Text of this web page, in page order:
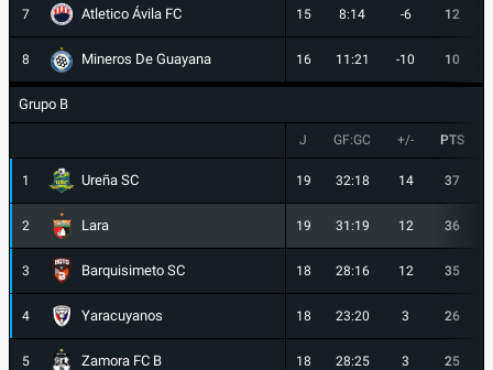
7 Atletico Ávila FC 15 8:14 -6 12
8 Mineros De Guayana 16 11:21 -10 10
Grupo B
J GF:GC +/- PTS
1 Ureña SC 19 32:18 14 37
2 Lara 19 31:19 12 36
3 Barquisimeto SC 18 28:16 12 35
4 Yaracuyanos 18 23:20 3 26
5 Zamora FC B 18 28:25 3 25